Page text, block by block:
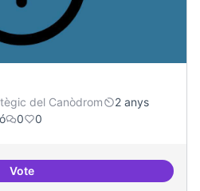
del Canòdrom
2 anys
0 0
VoteHabitar la plaça